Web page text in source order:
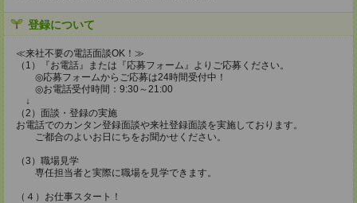
登録について
≪来社不要の電話面談OK！≫
（1）『お電話』または『応募フォーム』よりご応募ください。
◎応募フォームからご応募は24時間受付中！
◎お電話受付時間：9:30～21:00
↓
（2）面談・登録の実施
お電話でのカンタン登録面談や来社登録面談を実施しております。
ご都合のよいお日にちをお聞かせください。
（3）職場見学
専任担当者と実際に職場を見学できます。
（４）お仕事スタート！